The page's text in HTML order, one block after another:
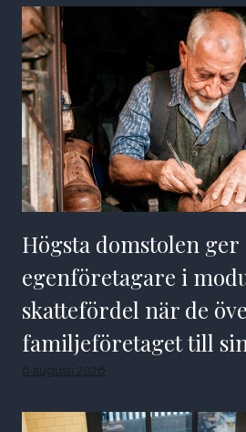
Högsta domstolen ger
egenföretagare i
skattefördel när de
familjeföretaget till
6 augusti 2026